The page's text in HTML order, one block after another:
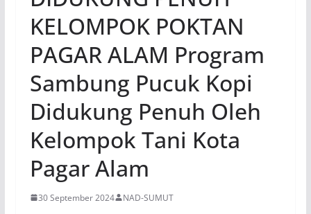
KELOMPOK POKTAN
PAGAR ALAM Program
Sambung Pucuk Kopi
Didukung Penuh Oleh
Kelompok Tani Kota
Pagar Alam
30 September 2024 NAD-SUMUT